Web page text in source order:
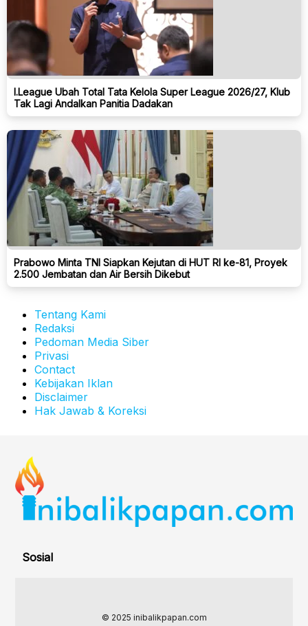
I.League Ubah Total Tata Kelola Super League 2026/27, Klub
Tak Lagi Andalkan Panitia Dadakan
Prabowo Minta TNI Siapkan Kejutan di HUT RI ke-81, Proyek
2.500 Jembatan dan Air Bersih Dikebut
Tentang Kami
Redaksi
Pedoman Media Siber
Privasi
Contact
Kebijakan Iklan
Disclaimer
Hak Jawab & Koreksi
Sosial
© 2025 inibalikpapan.com